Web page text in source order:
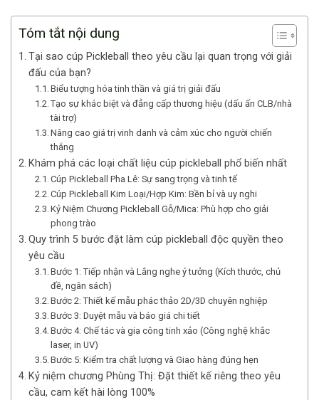
Tóm tắt nội dung
Tại sao cúp Pickleball theo yêu cầu lại quan trọng với giải
đấu của bạn?
Biểu tượng hóa tinh thần và giá trị giải đấu
Tạo sự khác biệt và đẳng cấp thương hiệu (dấu ấn CLB/nhà
tài trợ)
Nâng cao giá trị vinh danh và cảm xúc cho người chiến
thắng
Khám phá các loại chất liệu cúp pickleball phổ biến nhất
Cúp Pickleball Pha Lê: Sự sang trọng và tinh tế
Cúp Pickleball Kim Loại/Hợp Kim: Bền bỉ và uy nghi
Kỷ Niệm Chương Pickleball Gỗ/Mica: Phù hợp cho giải
phong trào
Quy trình 5 bước đặt làm cúp pickleball độc quyền theo
yêu cầu
Bước 1: Tiếp nhận và Lắng nghe ý tưởng (Kích thước, chủ
đề, ngân sách)
Bước 2: Thiết kế mẫu phác thảo 2D/3D chuyên nghiệp
Bước 3: Duyệt mẫu và báo giá chi tiết
Bước 4: Chế tác và gia công tinh xảo (Công nghệ khắc
laser, in UV)
Bước 5: Kiểm tra chất lượng và Giao hàng đúng hẹn
Kỷ niệm chương Phùng Thị: Đặt thiết kế riêng theo yêu
cầu, cam kết hài lòng 100%